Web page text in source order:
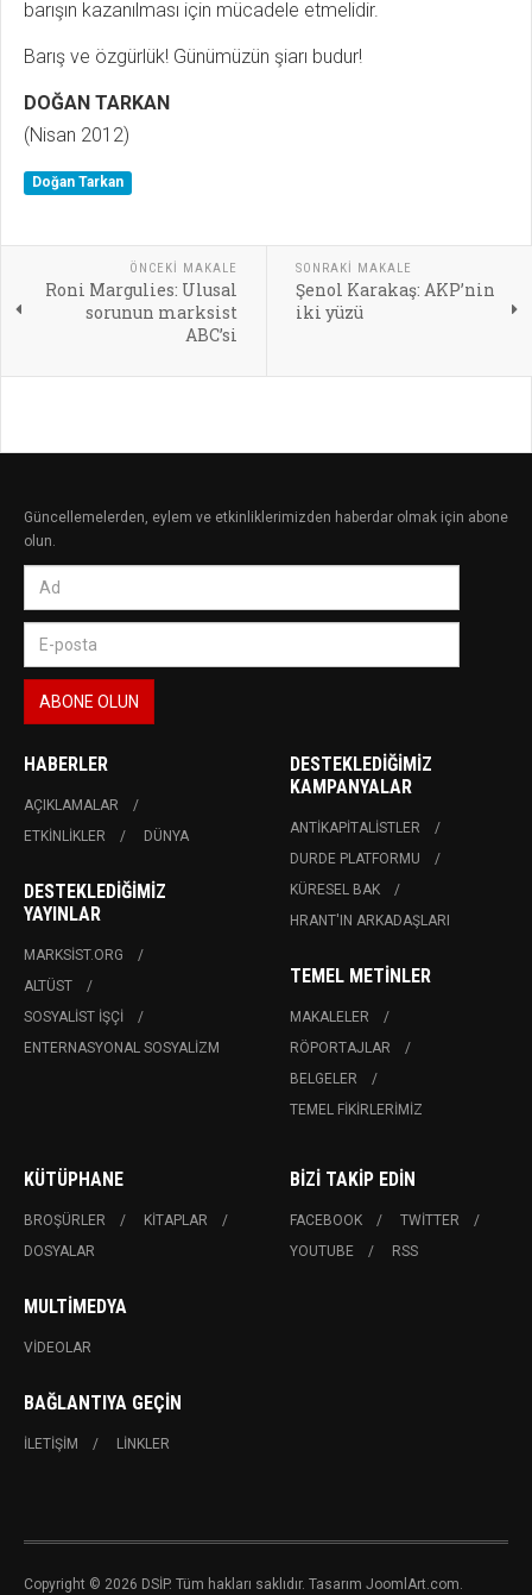
barışın kazanılması için mücadele etmelidir.
Barış ve özgürlük! Günümüzün şiarı budur!
DOĞAN TARKAN
(Nisan 2012)
Doğan Tarkan
ÖNCEKI MAKALE
Roni Margulies: Ulusal
sorunun marksist
ABC’si
SONRAKI MAKALE
Şenol Karakaş: AKP’nin
iki yüzü
Güncellemelerden, eylem ve etkinliklerimizden haberdar olmak için abone
olun.
HABERLER
AÇIKLAMALAR
ETKINLIKLER
DÜNYA
DESTEKLEDIĞIMIZ
YAYINLAR
MARKSIST.ORG
ALTÜST
SOSYALIST İŞÇI
ENTERNASYONAL SOSYALIZM
DESTEKLEDIĞIMIZ
KAMPANYALAR
ANTIKAPITALISTLER
DURDE PLATFORMU
KÜRESEL BAK
HRANT'IN ARKADAŞLARI
TEMEL METINLER
MAKALELER
RÖPORTAJLAR
BELGELER
TEMEL FIKIRLERIMIZ
KÜTÜPHANE
BROŞÜRLER
KITAPLAR
DOSYALAR
MULTIMEDYA
VIDEOLAR
BAĞLANTIYA GEÇIN
İLETIŞIM LINKLER
BIZI TAKIP EDIN
FACEBOOK
TWITTER
YOUTUBE
RSS
Copyright © 2026 DSİP. Tüm hakları saklıdır. Tasarım JoomlArt.com.